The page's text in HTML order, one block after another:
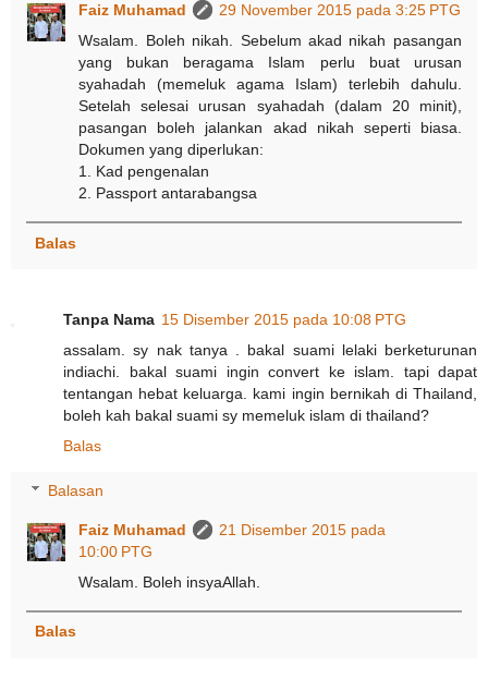
Faiz Muhamad
29 November 2015 pada 3:25 PTG
Wsalam. Boleh nikah. Sebelum akad nikah pasangan
yang bukan beragama Islam perlu buat urusan
syahadah (memeluk agama Islam) terlebih dahulu.
Setelah selesai urusan syahadah (dalam 20 minit),
pasangan boleh jalankan akad nikah seperti biasa.
Dokumen yang diperlukan:
1. Kad pengenalan
2. Passport antarabangsa
Balas
Tanpa Nama 15 Disember 2015 pada 10:08 PTG
assalam. sy nak tanya . bakal suami lelaki berketurunan
indiachi. bakal suami ingin convert ke islam. tapi dapat
tentangan hebat keluarga. kami ingin bernikah di Thailand,
boleh kah bakal suami sy memeluk islam di thailand?
Balas
Balasan
Faiz Muhamad
21 Disember 2015 pada
10:00 PTG
Wsalam. Boleh insyaAllah.
Balas